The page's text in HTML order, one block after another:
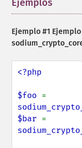
Ejemplos
Ejemplo #1
<?php
$foo
$bar